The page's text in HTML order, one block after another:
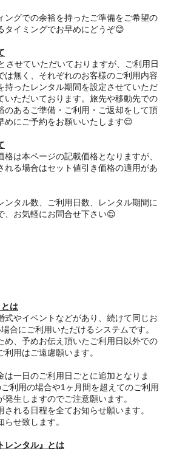
ングでの余裕を持ったご準備をご希望の
タイミングでお早めにどうぞ😊
させていただいておりますが、ご利用日
は無く、それぞれのお客様のご利用内容
持ったレンタル期間を設定させていただ
いただいております。旅先や移動先での
のあるご準備・ご利用・ご返却をして頂
めにご予約をお願いいたします😌
は本ページの記載価格となりますが、
れる場合はセット値引き価格の適用があ
ンタル数、ご利用日数、レンタル期間に
、お気軽にお問合せ下さい😌
は
式やイベントなどがあり、続けて同じお
合にご利用いただけるシステムです。
め、予めお伝え頂いたご利用日以外での
用はご遠慮願います。
は一日のご利用日ごとに追加となりま
利用の場合や1ヶ月間を超えてのご利用
生しますのでご注意願います。
れる日程を全てお知らせ願います。
せ致します。
レンタル』とは